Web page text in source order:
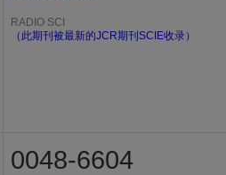
RADIO SCI
（此期刊被最新的JCR期刊SCIE收录）
0048-6604